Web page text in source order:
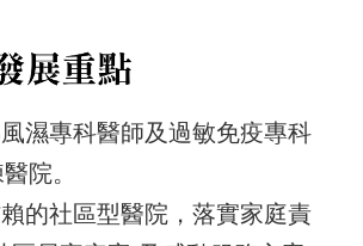
濕專科醫師及過敏免疫專科
院。
的社區型醫院，落實家庭責